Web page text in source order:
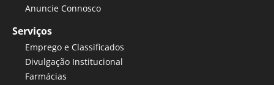
Anuncie Connosco
Serviços
Emprego e Classificados
Divulgação Institucional
Farmácias